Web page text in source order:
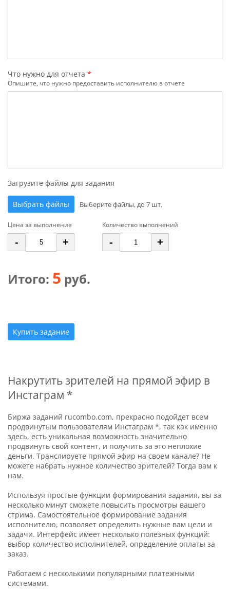
Что нужно для отчета *
Опишите, что нужно предоставить исполнителю в отчете
Загрузите файлы для задания
Выбрать файлы Выберите файлы, до 7 шт.
Цена за выполнение
- +
Количество выполнений
- +
Итого: 5 руб.
Купить задание
Накрутить зрителей на прямой эфир в
Инстаграм *
Биржа заданий rucombo.com, прекрасно подойдет всем
продвинутым пользователям Инстаграм *, так как именно
здесь, есть уникальная возможность значительно
продвинуть свой контент, и получить за это неплохие
деньги. Транслируете прямой эфир на своем канале? Не
можете набрать нужное количество зрителей? Тогда вам к
нам.
Используя простые функции формирования задания, вы за
несколько минут сможете повысить просмотры вашего
стрима. Самостоятельное формирование задания
исполнителю, позволяет определить нужные вам цели и
задачи. Интерфейс имеет несколько полезных функций:
выбор количество исполнителей, определение оплаты за
заказ.
Работаем с несколькими популярными платежными
системами.